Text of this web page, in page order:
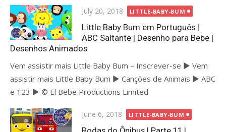
Posted
on
July 20, 2018 LITTLE-BABY-BUM
Little Baby Bum em Português |
ABC Saltante | Desenho para Bebe |
Desenhos Animados
Vem assistir mais Little Baby Bum – Inscrever-se ► Vem
assistir mais Little Baby Bum ► Canções de Animais ► ABC
e 123 ► © El Bebe Productions Limited
Posted
on
June 6, 2018 LITTLE-BABY-BUM